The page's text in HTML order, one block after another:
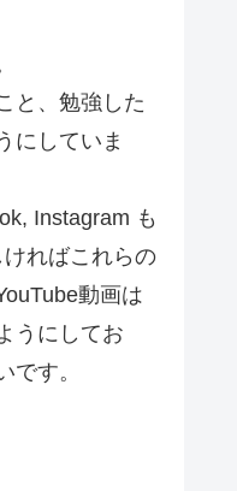
と、勉強した
にしていま
Instagram も
ればこれらの
動画は
うにしてお
です。